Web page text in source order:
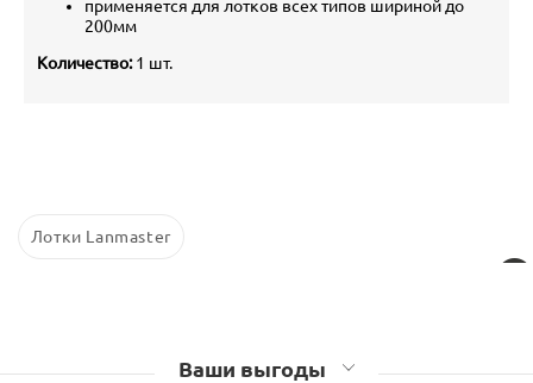
применяется для лотков всех типов шириной до
200мм
Количество:1 шт.
Лотки Lanmaster
Ваши выгоды